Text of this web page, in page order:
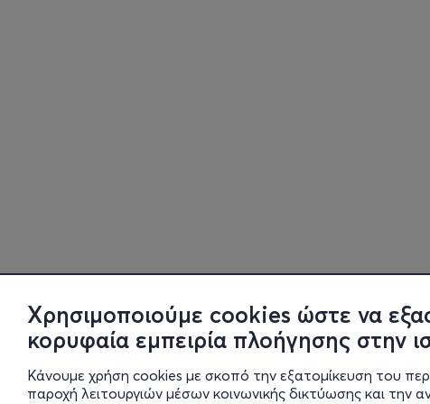
Χρησιμοποιούμε cookies ώστε να
κορυφαία εμπειρία πλοήγησης στην
Κάνουμε χρήση cookies με σκοπό την εξατομίκευση του
παροχή λειτουργιών μέσων κοινωνικής δικτύωσης και την